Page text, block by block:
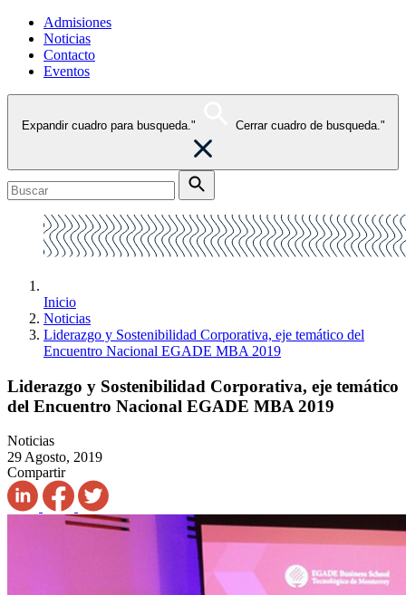
Admisiones
Noticias
Contacto
Eventos
Expandir cuadro para busqueda." Cerrar cuadro de busqueda."
Inicio
Noticias
Liderazgo y Sostenibilidad Corporativa, eje temático del
Encuentro Nacional EGADE MBA 2019
Liderazgo y Sostenibilidad Corporativa, eje temático
del Encuentro Nacional EGADE MBA 2019
Noticias
29 Agosto, 2019
Compartir